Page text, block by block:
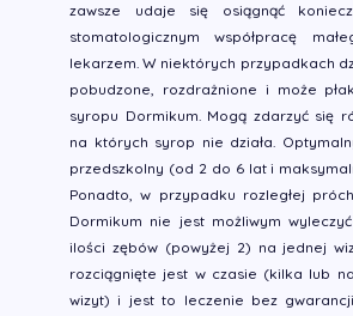
zawsze udaje się osiągnąć
stomatologicznym współpracę
lekarzem. W niektórych przypadkach
pobudzone, rozdrażnione i może
syropu Dormikum. Mogą zdarzyć się
na których syrop nie działa.
przedszkolny (od 2 do 6 lat i
Ponadto, w przypadku rozległej
Dormikum nie jest możliwym
ilości zębów (powyżej 2) na jednej
rozciągnięte jest w czasie (kilka lub
wizyt) i jest to leczenie bez